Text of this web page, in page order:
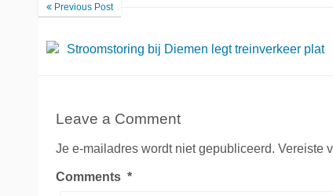
Previous Post
Stroomstoring bij Diemen legt treinverkeer plat
Leave a Comment
Je e-mailadres wordt niet gepubliceerd. Vereiste
Comments *